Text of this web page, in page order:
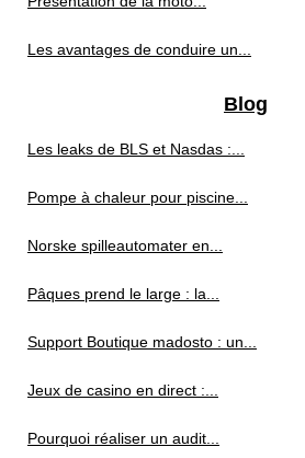
Les avantages de conduire un...
Blog
Les leaks de BLS et Nasdas :...
Pompe à chaleur pour piscine...
Norske spilleautomater en...
Pâques prend le large : la...
Support Boutique madosto : un...
Jeux de casino en direct :...
Pourquoi réaliser un audit...